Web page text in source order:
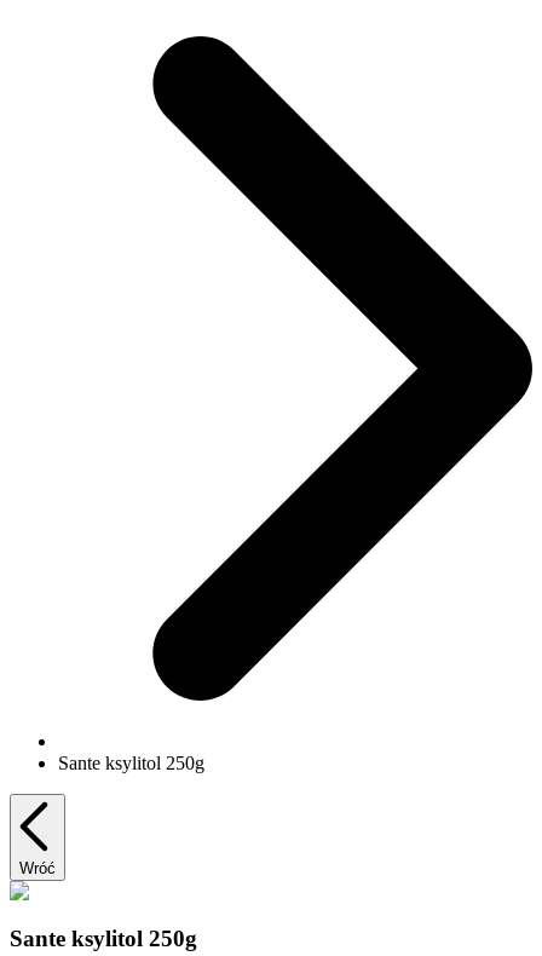
Sante ksylitol 250g
Wróć
Sante ksylitol 250g